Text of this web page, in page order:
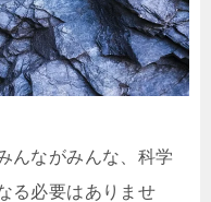
んながみんな、科学
る必要はありませ